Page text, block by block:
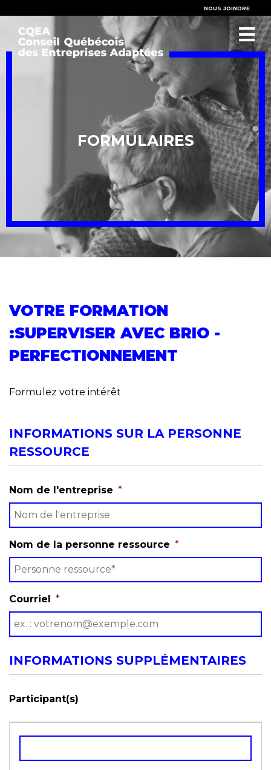
NOUS JOINDRE
FORMULAIRES
VOTRE FORMATION
:SUPERVISER AVEC BRIO -
PERFECTIONNEMENT
Formulez votre intérêt
INFORMATIONS SUR LA PERSONNE
RESSOURCE
Nom de l'entreprise *
Nom de la personne ressource *
Courriel *
INFORMATIONS SUPPLÉMENTAIRES
Participant(s)